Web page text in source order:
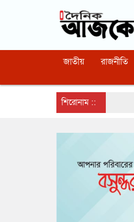
জাতীয় রাজনীতি
শিরোনাম ::